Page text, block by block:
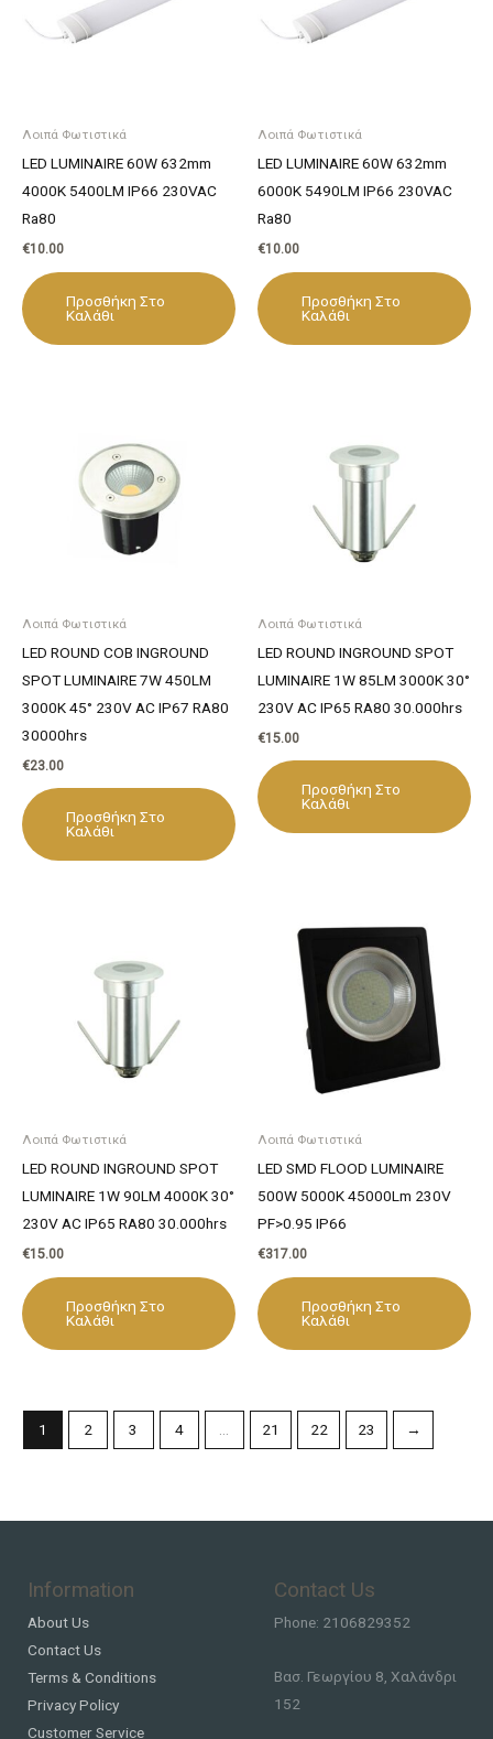
Λοιπά Φωτιστικά
LED LUMINAIRE 60W 632mm
4000K 5400LM IP66 230VAC
Ra80
€10.00
Προσθήκη Στο
Καλάθι
Λοιπά Φωτιστικά
LED LUMINAIRE 60W 632mm
6000K 5490LM IP66 230VAC
Ra80
€10.00
Προσθήκη Στο
Καλάθι
Λοιπά Φωτιστικά
LED ROUND COB INGROUND
SPOT LUMINAIRE 7W 450LM
3000K 45° 230V AC IP67 RA80
30000hrs
€23.00
Προσθήκη Στο
Καλάθι
Λοιπά Φωτιστικά
LED ROUND INGROUND SPOT
LUMINAIRE 1W 85LM 3000K 30°
230V AC IP65 RA80 30.000hrs
€15.00
Προσθήκη Στο
Καλάθι
Λοιπά Φωτιστικά
LED ROUND INGROUND SPOT
LUMINAIRE 1W 90LM 4000K 30°
230V AC IP65 RA80 30.000hrs
€15.00
Προσθήκη Στο
Καλάθι
Λοιπά Φωτιστικά
LED SMD FLOOD LUMINAIRE
500W 5000K 45000Lm 230V
PF>0.95 IP66
€317.00
Προσθήκη Στο
Καλάθι
1 2 3 4 21 22 23 →
Information
About Us
Contact Us
Terms & Conditions
Privacy Policy
Customer Service
Contact Us
Phone: 2106829352
Βασ. Γεωργίου 8, Χαλάνδρι
152